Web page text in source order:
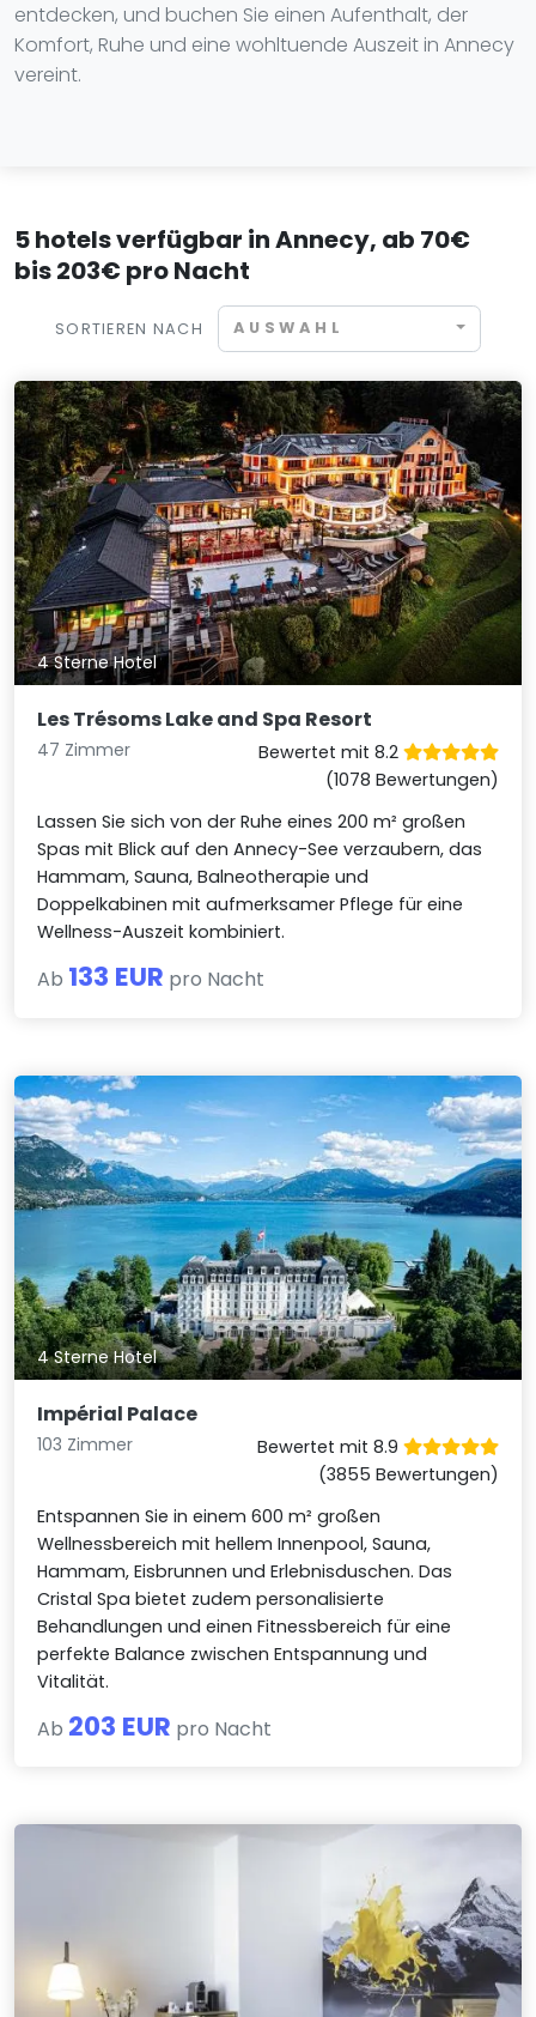
entdecken, und buchen Sie einen Aufenthalt, der
Komfort, Ruhe und eine wohltuende Auszeit in Annecy
vereint.
5 hotels verfügbar in Annecy, ab 70€
bis 203€ pro Nacht
SORTIEREN NACH AUSWAHL
4 Sterne Hotel
Les Trésoms Lake and Spa Resort
47 Zimmer
Bewertet mit 8.2
(1078 Bewertungen)
Lassen Sie sich von der Ruhe eines 200 m² großen
Spas mit Blick auf den Annecy-See verzaubern, das
Hammam, Sauna, Balneotherapie und
Doppelkabinen mit aufmerksamer Pflege für eine
Wellness-Auszeit kombiniert.
Ab 133 EUR pro Nacht
4 Sterne Hotel
Impérial Palace
103 Zimmer
Bewertet mit 8.9
(3855 Bewertungen)
Entspannen Sie in einem 600 m² großen
Wellnessbereich mit hellem Innenpool, Sauna,
Hammam, Eisbrunnen und Erlebnisduschen. Das
Cristal Spa bietet zudem personalisierte
Behandlungen und einen Fitnessbereich für eine
perfekte Balance zwischen Entspannung und
Vitalität.
Ab 203 EUR pro Nacht